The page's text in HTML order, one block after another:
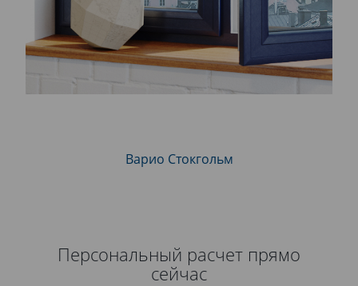
Варио Стокгольм
Персональный расчет прямо
сейчас